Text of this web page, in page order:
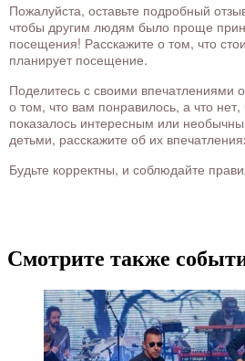
Пожалуйста, оставьте подробный
чтобы другим людям было проще
посещения! Расскажите о том, что
планирует посещение.
Поделитесь с своими впечатлениями
о том, что вам понравилось, а что
показалось интересным или
детьми, расскажите об их
Будьте корректны, и соблюдайте
Смотрите также